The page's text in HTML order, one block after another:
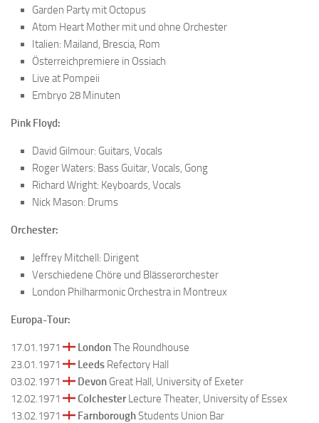
Garden Party mit Octopus
Atom Heart Mother mit und ohne Orchester
Italien: Mailand, Brescia, Rom
Österreichpremiere in Ossiach
Live at Pompeii
Embryo 28 Minuten
Pink Floyd:
David Gilmour: Guitars, Vocals
Roger Waters: Bass Guitar, Vocals, Gong
Richard Wright: Keyboards, Vocals
Nick Mason: Drums
Orchester:
Jeffrey Mitchell: Dirigent
Verschiedene Chöre und Blässerorchester
London Philharmonic Orchestra in Montreux
Europa-Tour:
17.01.1971 LondonThe Roundhouse
23.01.1971
Leeds Refectory Hall
03.02.1971
Devon Great Hall, University of Exeter
12.02.1971
ColchesterLecture Theater, University of Essex
13.02.1971
FarnboroughStudents Union Bar